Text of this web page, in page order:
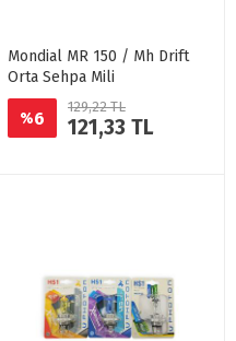
Mondial MR 150 / Mh Drift
Orta Sehpa Mili
%6
129,22 TL
121,33 TL